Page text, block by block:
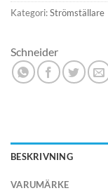
Kategori:Strömställare
Schneider
BESKRIVNING
VARUMÄRKE